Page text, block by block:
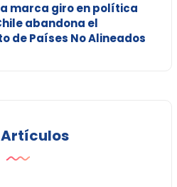
marca giro en política
abandona el
de Países No Alineados
Artículos